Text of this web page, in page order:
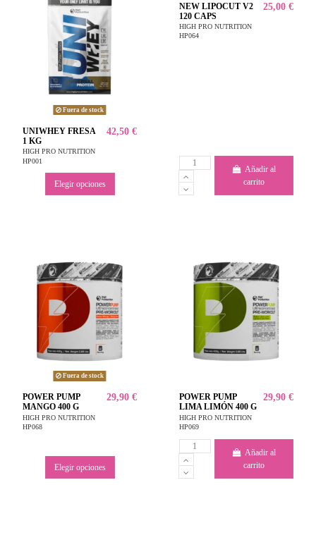
Fuera de stock
UNIWHEY FRESA
1 KG
HIGH PRO NUTRITION
HP001
42,50 €
Elegir opciones
NEW LIPOCUT V2
120 CAPS
HIGH PRO NUTRITION
HP064
25,00 €
Añadir al
carrito
Fuera de stock
POWER PUMP
MANGO 400 G
HIGH PRO NUTRITION
HP068
29,90 €
Elegir opciones
POWER PUMP
LIMA LIMÓN 400 G
HIGH PRO NUTRITION
HP069
29,90 €
Añadir al
carrito